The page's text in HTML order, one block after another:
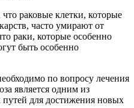
раковые клетки, которые
часто умирают от
раки, которые особенно
быть особенно
по вопросу лечения
является одним из
для достижения новых